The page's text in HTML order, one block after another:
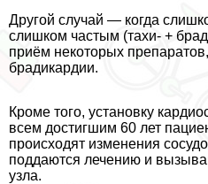
Другой случай — когда
слишком частым (тахи- +
приём некоторых
брадикардии.
Кроме того, установку
всем достигшим 60 лет
происходят изменения
поддаются лечению и
узла.